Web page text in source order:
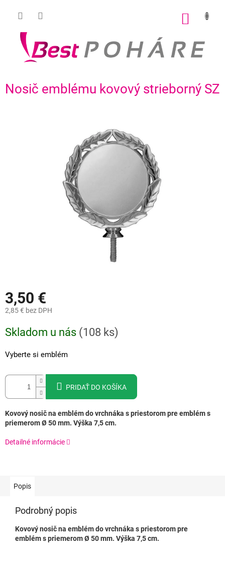
Nosič emblému kovový strieborný SZ
3,50 €
2,85 € bez DPH
cena:
Skladom u nás (108 ks)
Vyberte si emblém
PRIDAŤ DO KOŠÍKA
Kovový nosič na emblém do vrchnáka s priestorom pre emblém s
priemerom Ø 50 mm. Výška 7,5 cm.
Detailné informácie
Popis
Podrobný popis
Kovový nosič na emblém do vrchnáka s priestorom pre
emblém s priemerom Ø 50 mm. Výška 7,5 cm.